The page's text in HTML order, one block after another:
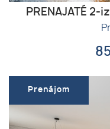
PRENAJATÉ
Prenájom